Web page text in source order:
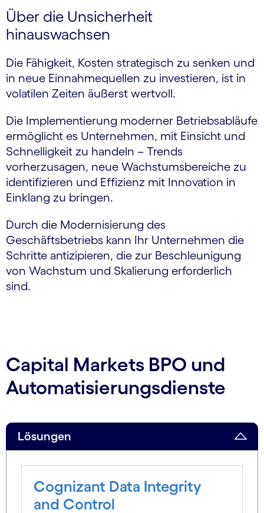
Über die Unsicherheit
hinauswachsen
Die Fähigkeit, Kosten strategisch zu senken und
in neue Einnahmequellen zu investieren, ist in
volatilen Zeiten äußerst wertvoll.
Die Implementierung moderner Betriebsabläufe
ermöglicht es Unternehmen, mit Einsicht und
Schnelligkeit zu handeln – Trends
vorherzusagen, neue Wachstums­bereiche zu
identifizieren und Effizienz mit Innovation in
Einklang zu bringen.
Durch die Modernisierung des
Geschäftsbetriebs kann Ihr Unternehmen die
Schritte antizipieren, die zur Beschleunigung
von Wachstum und Skalierung erforderlich
sind.
Capital Markets BPO und
Automatisierungsdienste
Lösungen
Cognizant Data Integrity
and Control